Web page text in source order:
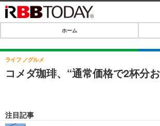
IT・デジタル
IT
SPEED TEST
ライフ
ホーム
コメダ珈琲、“通常価格で2杯分
ライフ グルメ
注目記事